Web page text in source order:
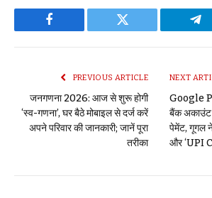
Facebook Twitter
PREVIOUS ARTICLE
जनगणना 2026: आज से शुरू होगी
‘स्व-गणना’, घर बैठे मोबाइल से दर्ज करें
अपने परिवार की जानकारी; जानें पूरा
तरीका
NEXT
Google
बैंक
पेमेंट, गूगल ने
और ‘UPI